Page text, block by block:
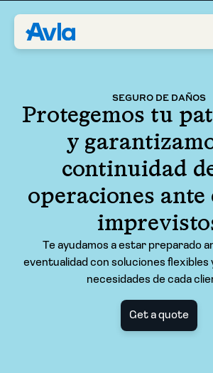
Agents
About us
Contact
EN-US
Agent login
SEGURO DE DAÑOS
Protegemos tu
y
continuidad
operaciones ante
Te ayudamos a estar preparado
eventualidad con soluciones flexibles
necesidades de cada
Get a quote